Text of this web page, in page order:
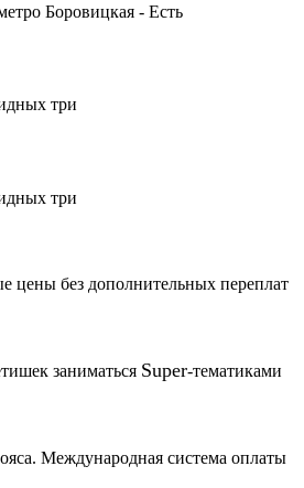
Боровицкая - Есть
три
три
цены без дополнительных переплат
заниматься Super-тематиками
Международная система оплаты